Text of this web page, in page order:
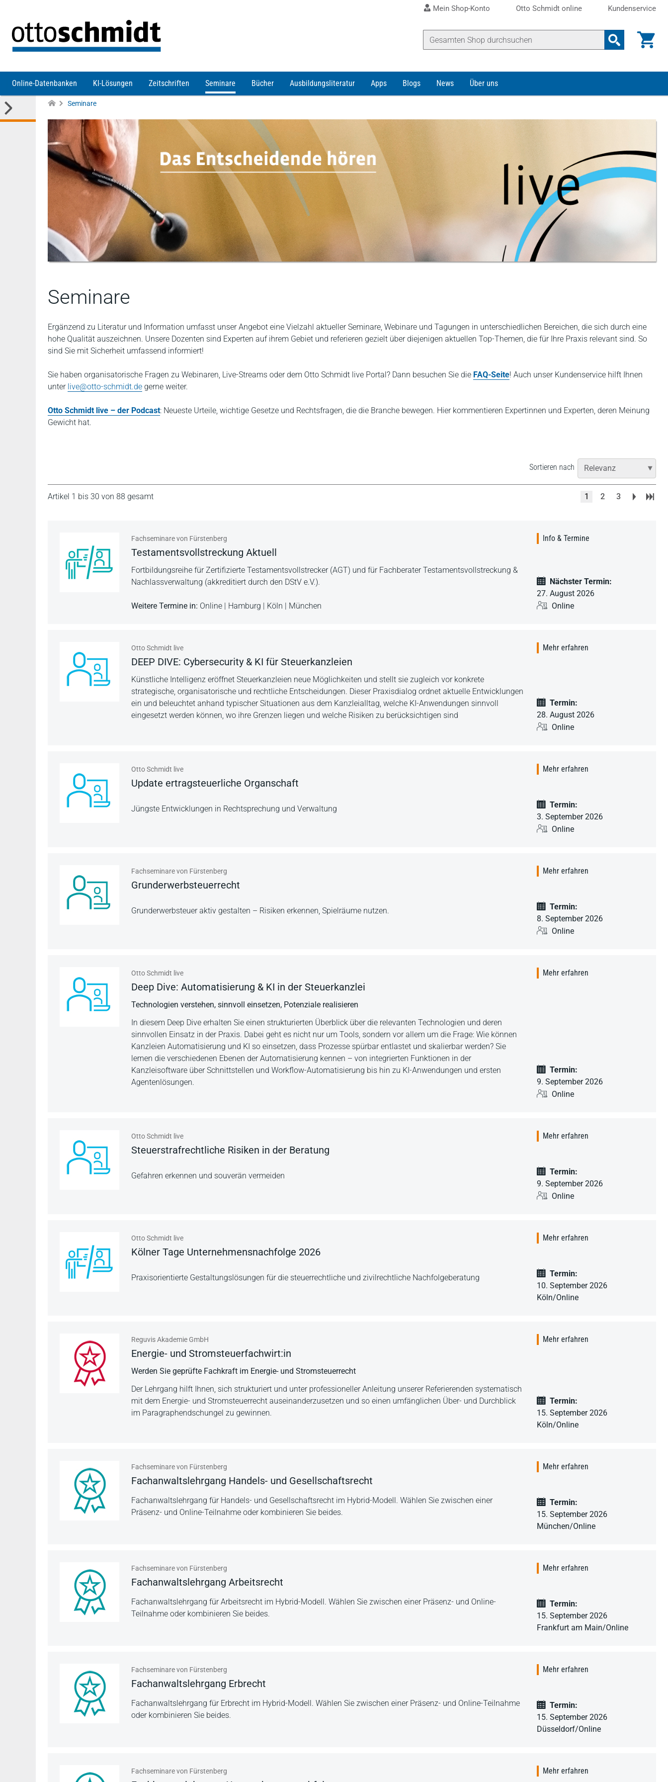
Mein Shop-Konto Otto Schmidt online Kundenservice
Online-Datenbanken KI-Lösungen Zeitschriften Seminare Bücher Ausbildungsliteratur Apps Blogs News Über uns
Seminare
Seminare
Ergänzend zu Literatur und Information umfasst unser Angebot eine Vielzahl aktueller Seminare, Webinare und Tagungen in unterschiedlichen Bereichen, die sich durch eine
hohe Qualität auszeichnen. Unsere Dozenten sind Experten auf ihrem Gebiet und referieren gezielt über diejenigen aktuellen Top-Themen, die für Ihre Praxis relevant sind. So
sind Sie mit Sicherheit umfassend informiert!
Sie haben organisatorische Fragen zu Webinaren, Live-Streams oder dem Otto Schmidt live Portal? Dann besuchen Sie die FAQ-Seite! Auch unser Kundenservice hilft Ihnen
unter live@otto-schmidt.de gerne weiter.
Otto Schmidt live – der Podcast: Neueste Urteile, wichtige Gesetze und Rechtsfragen, die die Branche bewegen. Hier kommentieren Expertinnen und Experten, deren Meinung
Gewicht hat.
Sortieren nach
Artikel 1 bis 30 von 88 gesamt 1 2 3
Fachseminare von Fürstenberg
Testaments­vollstreckung Aktuell
Fortbildungsreihe für Zertifizierte Testamentsvollstrecker (AGT) und für Fachberater Testamentsvollstreckung &
Nachlassverwaltung (akkreditiert durch den DStV e.V.).
Weitere Termine in: Online | Hamburg | Köln | München
Info & Termine
Nächster Termin:
27. August 2026
Online
Otto Schmidt live
DEEP DIVE: Cybersecurity & KI für Steuerkanzleien
Künstliche Intelligenz eröffnet Steuerkanzleien neue Möglichkeiten und stellt sie zugleich vor konkrete
strategische, organisatorische und rechtliche Entscheidungen. Dieser Praxisdialog ordnet aktuelle Entwicklungen
ein und beleuchtet anhand typischer Situationen aus dem Kanzleialltag, welche KI-Anwendungen sinnvoll
eingesetzt werden können, wo ihre Grenzen liegen und welche Risiken zu berücksichtigen sind
Mehr erfahren
Termin:
28. August 2026
Online
Otto Schmidt live
Update ertragsteuerliche Organschaft
Jüngste Entwicklungen in Rechtsprechung und Verwaltung
Mehr erfahren
Termin:
3. September 2026
Online
Fachseminare von Fürstenberg
Grund­erwerb­steuer­recht
Grunderwerbsteuer aktiv gestalten – Risiken erkennen, Spielräume nutzen.
Mehr erfahren
Termin:
8. September 2026
Online
Otto Schmidt live
Deep Dive: Automatisierung & KI in der Steuerkanzlei
Technologien verstehen, sinnvoll einsetzen, Potenziale realisieren
In diesem Deep Dive erhalten Sie einen strukturierten Überblick über die relevanten Technologien und deren
sinnvollen Einsatz in der Praxis. Dabei geht es nicht nur um Tools, sondern vor allem um die Frage: Wie können
Kanzleien Automatisierung und KI so einsetzen, dass Prozesse spürbar entlastet und skalierbar werden? Sie
lernen die verschiedenen Ebenen der Automatisierung kennen – von integrierten Funktionen in der
Kanzleisoftware über Schnittstellen und Workflow-Automatisierung bis hin zu KI-Anwendungen und ersten
Agentenlösungen.
Mehr erfahren
Termin:
9. September 2026
Online
Otto Schmidt live
Steuerstrafrechtliche Risiken in der Beratung
Gefahren erkennen und souverän vermeiden
Mehr erfahren
Termin:
9. September 2026
Online
Otto Schmidt live
Kölner Tage Unternehmensnachfolge 2026
Praxisorientierte Gestaltungslösungen für die steuerrechtliche und zivilrechtliche Nachfolgeberatung
Mehr erfahren
Termin:
10. September 2026
Köln/Online
Reguvis Akademie GmbH
Energie- und Stromsteuerfachwirt:in
Werden Sie geprüfte Fachkraft im Energie- und Stromsteuerrecht
Der Lehrgang hilft Ihnen, sich strukturiert und unter professioneller Anleitung unserer Referierenden systematisch
mit dem Energie- und Stromsteuerrecht auseinanderzusetzen und so einen umfänglichen Über- und Durchblick
im Paragraphendschungel zu gewinnen.
Mehr erfahren
Termin:
15. September 2026
Köln/Online
Fachseminare von Fürstenberg
Fachanwaltslehrgang Handels- und Gesellschaftsrecht
Fachanwaltslehrgang für Handels- und Gesellschaftsrecht im Hybrid-Modell. Wählen Sie zwischen einer
Präsenz- und Online-Teilnahme oder kombinieren Sie beides.
Mehr erfahren
Termin:
15. September 2026
München/Online
Fachseminare von Fürstenberg
Fachanwalts­lehrgang Arbeitsrecht
Fachanwaltslehrgang für Arbeitsrecht im Hybrid-Modell. Wählen Sie zwischen einer Präsenz- und Online-
Teilnahme oder kombinieren Sie beides.
Mehr erfahren
Termin:
15. September 2026
Frankfurt am Main/Online
Fachseminare von Fürstenberg
Fachanwalts­lehrgang Erbrecht
Fachanwaltslehrgang für Erbrecht im Hybrid-Modell. Wählen Sie zwischen einer Präsenz- und Online-Teilnahme
oder kombinieren Sie beides.
Mehr erfahren
Termin:
15. September 2026
Düsseldorf/Online
Fachseminare von Fürstenberg Mehr erfahren